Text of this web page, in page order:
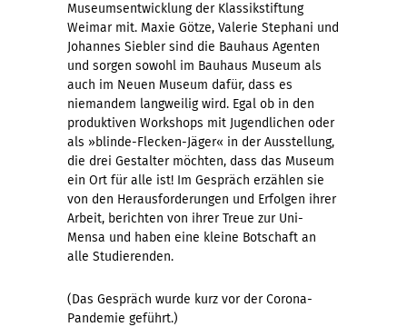
Museumsentwicklung der Klassikstiftung
Weimar mit. Maxie Götze, Valerie Stephani und
Johannes Siebler sind die Bauhaus Agenten
und sorgen sowohl im Bauhaus Museum als
auch im Neuen Museum dafür, dass es
niemandem langweilig wird. Egal ob in den
produktiven Workshops mit Jugendlichen oder
als »blinde-Flecken-Jäger« in der Ausstellung,
die drei Gestalter möchten, dass das Museum
ein Ort für alle ist! Im Gespräch erzählen sie
von den Herausforderungen und Erfolgen ihrer
Arbeit, berichten von ihrer Treue zur Uni-
Mensa und haben eine kleine Botschaft an
alle Studierenden.
(Das Gespräch wurde kurz vor der Corona-
Pandemie geführt.)